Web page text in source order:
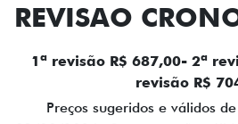
REVISAO
1ª revisão R$ 687,00- 2ª
revisão R$
Preços sugeridos e válidos